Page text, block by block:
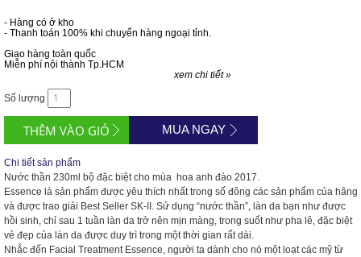
- Hàng có ở kho
- Thanh toán 100% khi chuyển hàng ngoại tỉnh.
Giao hàng toàn quốc
Miễn phí nội thành Tp.HCM
xem chi tiết »
Số lượng
MUA NGAY
Chi tiết sản phẩm
Nước thần 230ml bộ đặc biệt cho mùa hoa anh đào 2017.
Essence là sản phẩm được yêu thích nhất trong số đông các sản phẩm của hãng
và được trao giải Best Seller SK-II. Sử dụng “nước thần”, làn da bạn như được
hồi sinh, chỉ sau 1 tuần làn da trở nên mịn màng, trong suốt như pha lê, đặc biệt
vẻ đẹp của làn da được duy trì trong một thời gian rất dài.
Nhắc đến Facial Treatment Essence, người ta dành cho nó một loạt các mỹ từ